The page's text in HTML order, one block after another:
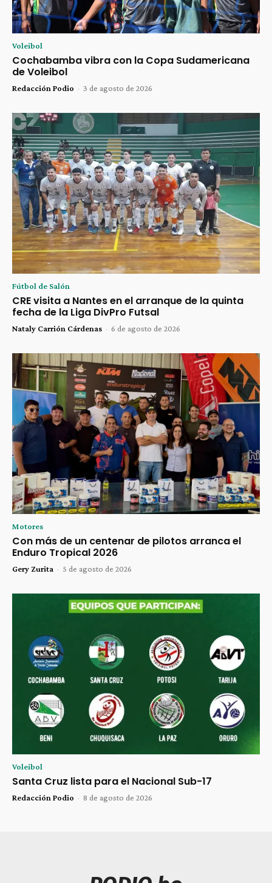
Voleibol
Cochabamba vibra con la Copa Sudamericana
de Voleibol
Redacción Podio - 3 de agosto de 2026
Fútbol de Salón
CRE visita a Nantes en el arranque de la quinta
fecha de la Liga DivPro Futsal
Nataly Carrión Cárdenas - 6 de agosto de 2026
Motores
Con más de un centenar de pilotos arranca el
Enduro Tropical 2026
Gery Zurita - 5 de agosto de 2026
Voleibol
Santa Cruz lista para el Nacional Sub-17
Redacción Podio - 8 de agosto de 2026